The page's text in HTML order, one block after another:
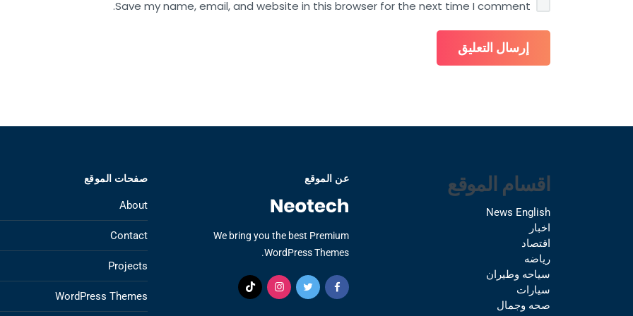
Save my name, email, and website in this browser for the next time I comment.
اقسام الموقع
News English
اخبار
اقتصاد
رياضه
سياحه وطيران
سيارات
صحه وجمال
عن الموقع
We bring you the best Premium
WordPress Themes.
صفحات الموقع
About
Contact
Projects
WordPress Themes